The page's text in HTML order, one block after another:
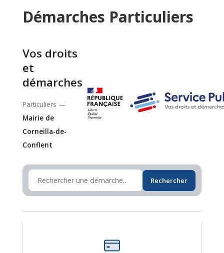
Démarches Particuliers
Vos droits
et
démarches
Particuliers —
Mairie de
Corneilla-de-
Conflent
Rechercher